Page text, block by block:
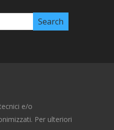
e/o
Per ulteriori